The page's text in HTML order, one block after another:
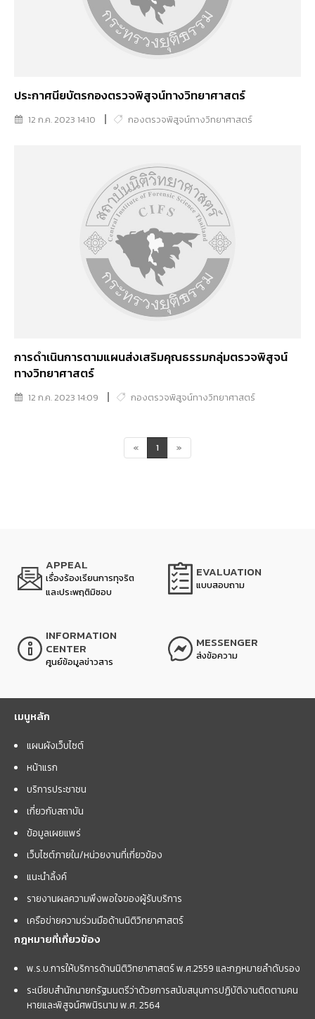
ประกาศนียบัตรกองตรวจพิสูจน์ทางวิทยาศาสตร์
12 ก.ค. 2023 14:10 กองตรวจพิสูจน์ทางวิทยาศาสตร์
การดำเนินการตามแผนส่งเสริมคุณธรรมกลุ่มตรวจพิสูจน์
ทางวิทยาศาสตร์
12 ก.ค. 2023 14:09 กองตรวจพิสูจน์ทางวิทยาศาสตร์
« 1 »
APPEAL
เรื่องร้องเรียนการทุจริต
และประพฤติมิชอบ
EVALUATION
แบบสอบถาม
INFORMATION
CENTER
ศูนย์ข้อมูลข่าวสาร
MESSENGER
ส่งข้อความ
เมนูหลัก
แผนผังเว็บไซต์
หน้าแรก
บริการประชาชน
เกี่ยวกับสถาบัน
ข้อมูลเผยแพร่
เว็บไซต์ภายใน/หน่วยงานที่เกี่ยวข้อง
แนะนำลิ้งค์
รายงานผลความพึงพอใจของผู้รับบริการ
เครือข่ายความร่วมมือด้านนิติวิทยาศาสตร์
กฎหมายที่เกี่ยวข้อง
พ.ร.บ.การให้บริการด้านนิติวิทยาศาสตร์ พ.ศ.2559 และกฏหมายลำดับรอง
ระเบียบสำนักนายกรัฐมนตรีว่าด้วยการสนับสนุนการปฏิบัติงานติดตามคน
หายและพิสูจน์ศพนิรนาม พ.ศ. 2564